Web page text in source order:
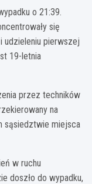
o 21:39.
się
udzieleniu pierwszej
19-letnia
przez techników
na
sąsiedztwie miejsca
w ruchu
doszło do wypadku,